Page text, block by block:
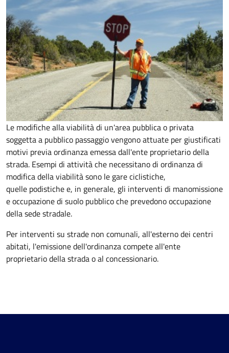
Le modifiche alla viabilità di un'area pubblica o privata
soggetta a pubblico passaggio vengono attuate per giustificati
motivi previa ordinanza emessa dall'ente proprietario della
strada. Esempi di attività che necessitano di ordinanza di
modifica della viabilità sono le gare ciclistiche,
quelle podistiche e, in generale, gli interventi di manomissione
e occupazione di suolo pubblico che prevedono occupazione
della sede stradale.
Per interventi su strade non comunali, all'esterno dei centri
abitati, l'emissione dell'ordinanza compete all'ente
proprietario della strada o al concessionario.